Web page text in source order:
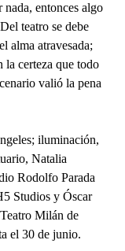
nada, entonces algo
teatro se debe
alma atravesada;
la certeza que todo
valió la pena
iluminación,
Natalia
Rodolfo Parada
Studios y Óscar
Milán de
el 30 de junio.